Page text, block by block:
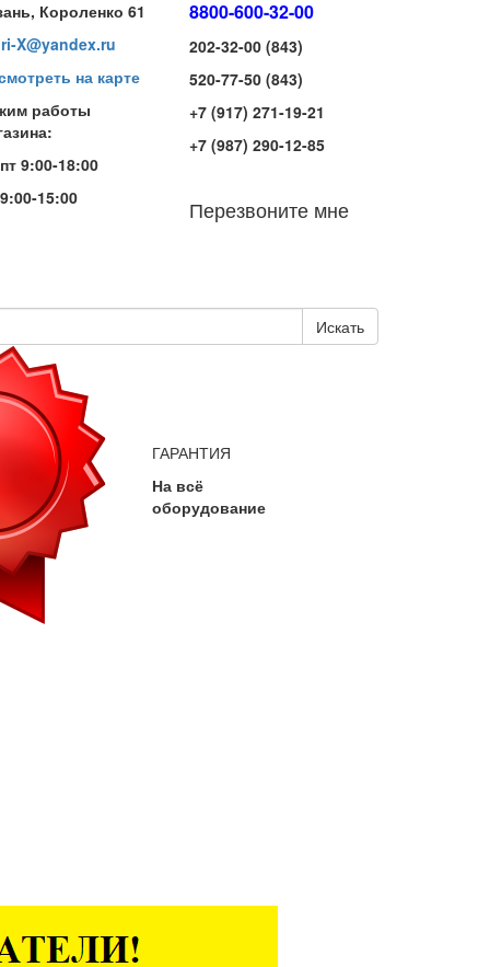
Короленко 61
X@yandex.ru
на карте
работы
9:00-18:00
15:00
8800-600-32-00
202-32-00 (843)
520-77-50 (843)
+7 (917) 271-19-21
+7 (987) 290-12-85
Перезвоните мне
Искать
ГАРАНТИЯ
На всё
оборудование